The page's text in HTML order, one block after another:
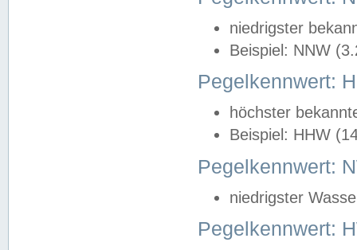
niedrigster
Beispiel: NNW
Pegelkennwert:
höchster
Beispiel: HHW
Pegelkennwert:
niedrigster
Pegelkennwert: